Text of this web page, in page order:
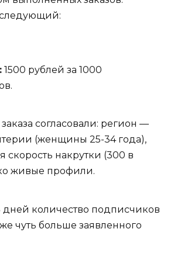
1500 рублей за 1000
согласовали: регион —
(женщины 25-34 года),
скорость накрутки (300 в
живые профили.
дней количество подписчиков
чуть больше заявленного